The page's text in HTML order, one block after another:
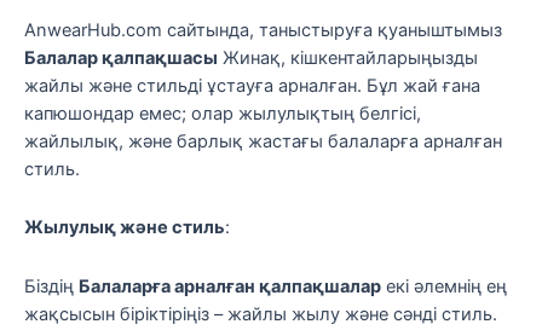
AnwearHub.com сайтында, таныстыруға қуаныштымыз
Балалар қалпақшасы Жинақ, кішкентайларыңызды
жайлы және стильді ұстауға арналған. Бұл жай ғана
капюшондар емес; олар жылулықтың белгісі,
жайлылық, және барлық жастағы балаларға арналған
стиль.
Жылулық және стиль:
Біздің Балаларға арналған қалпақшалар екі әлемнің ең
жақсысын біріктіріңіз – жайлы жылу және сәнді стиль.